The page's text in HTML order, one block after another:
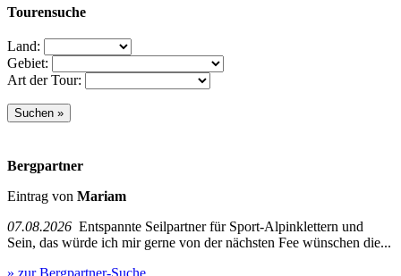
Tourensuche
Land:
Gebiet:
Art der Tour:
Bergpartner
Eintrag von Mariam
07.08.2026 Entspannte Seilpartner für Sport-Alpinklettern und
Sein, das würde ich mir gerne von der nächsten Fee wünschen die...
» zur Bergpartner-Suche